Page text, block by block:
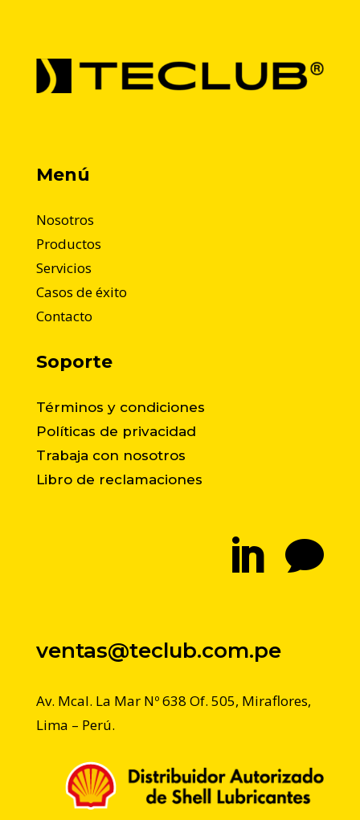
Menú
Nosotros
Productos
Servicios
Casos de éxito
Contacto
Soporte
Términos y condiciones
Políticas de privacidad
Trabaja con nosotros
Libro de reclamaciones
 
ventas@teclub.com.pe
Av. Mcal. La Mar Nº 638 Of. 505, Miraflores,
Lima – Perú.